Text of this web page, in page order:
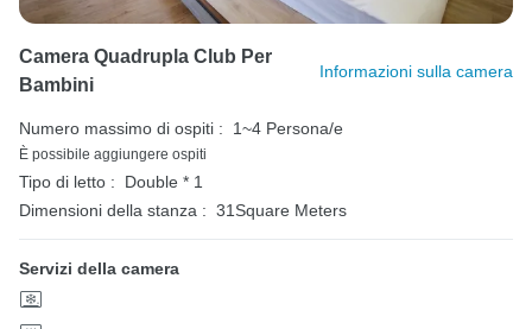
Camera Quadrupla Club Per
Bambini
Informazioni sulla camera
Numero massimo di ospiti : 1~4 Persona/e
È possibile aggiungere ospiti
Tipo di letto :
Double * 1
Dimensioni della stanza : 31Square Meters
Servizi della camera